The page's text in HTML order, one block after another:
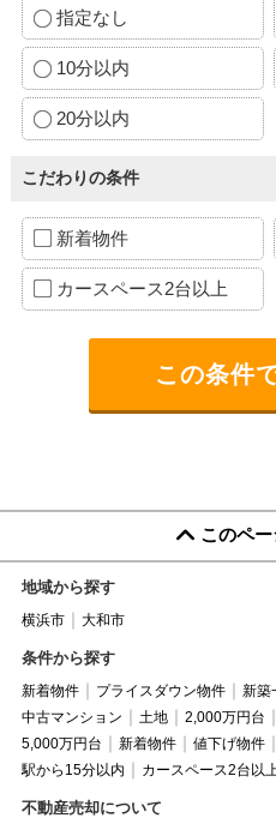
指定なし
10分以内
20分以内
こだわりの条件
新着物件
カースペース2台以上
このペ
地域から探す
横浜市 大和市
条件から探す
新着物件 プライスダウン物件 新築
中古マンション
土地 2,000万円台
5,000万円台
新着物件 値下げ物件
駅から15分以内
カースペース2台以
不動産売却について